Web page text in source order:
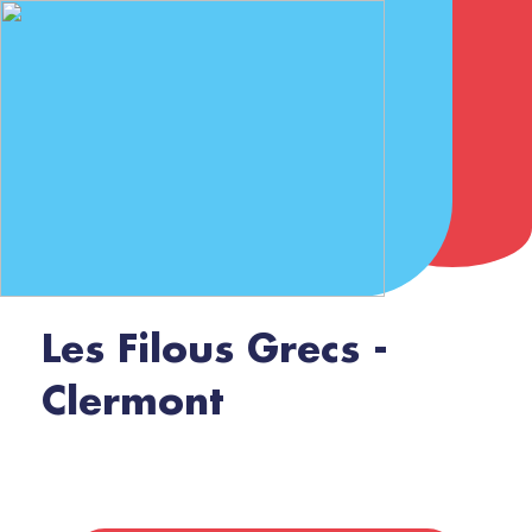
Les Filous Grecs -
Clermont